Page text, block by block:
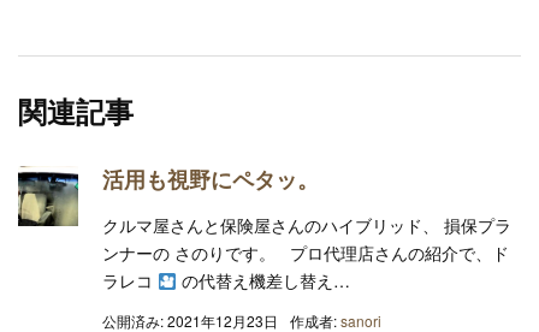
関連記事
活用も視野にペタッ。
クルマ屋さんと保険屋さんのハイブリッド、 損保プラ
ンナーの さのりです。 プロ代理店さんの紹介で、ド
ラレコ
の代替え機差し替え…
公開済み: 2021年12月23日 作成者:sanori